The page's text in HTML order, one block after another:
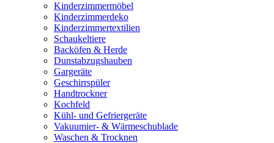
Kinderzimmermöbel
Kinderzimmerdeko
Kinderzimmertextilien
Schaukeltiere
Backöfen & Herde
Dunstabzugshauben
Gargeräte
Geschirrspüler
Handtrockner
Kochfeld
Kühl- und Gefriergeräte
Vakuumier- & Wärmeschublade
Waschen & Trocknen